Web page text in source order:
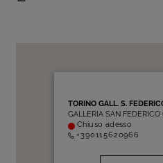
TORINO GALL. S.
GALLERIA SAN
Chiuso adesso
+390115620966